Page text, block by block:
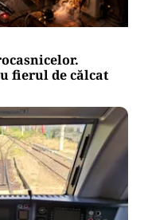
fierul de călcat